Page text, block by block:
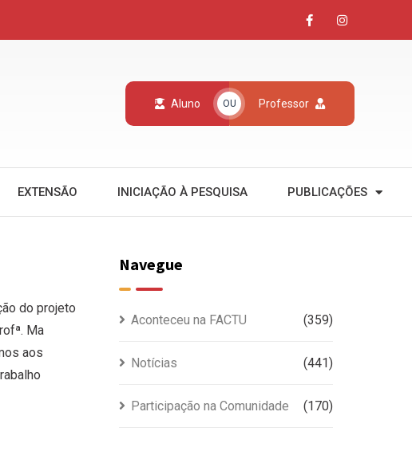
Aluno OU Professor
EXTENSÃO INICIAÇÃO À PESQUISA PUBLICAÇÕES
do projeto
Ma
aos
Navegue
Aconteceu na FACTU (359)
Notícias (441)
Participação na Comunidade (170)